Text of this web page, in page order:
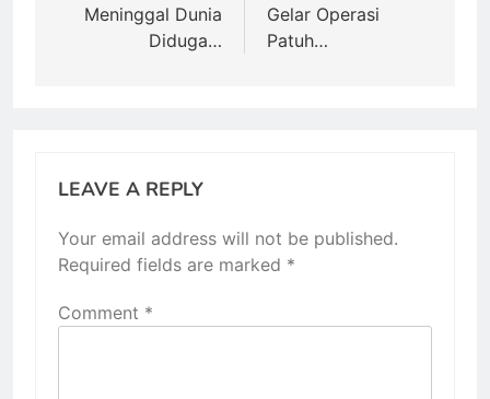
Meninggal Dunia
Diduga…
Gelar Operasi
Patuh…
LEAVE A REPLY
Your email address will not be published.
Required fields are marked *
Comment *